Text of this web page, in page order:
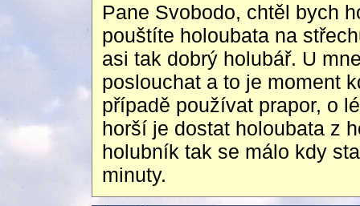
Pane Svobodo, chtěl bych
pouštíte holoubata na
asi tak dobrý holubář. U
poslouchat a to je moment
případě používat prapor, o
horší je dostat holoubata z
holubník tak se málo kdy
minuty.